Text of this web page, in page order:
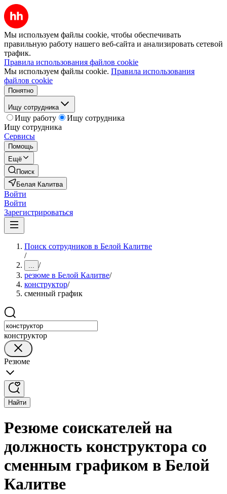
Мы используем файлы cookie, чтобы обеспечивать
правильную работу нашего веб-сайта и анализировать сетевой
трафик.
Правила использования файлов cookie
Мы используем файлы cookie. Правила использования
файлов cookie
Понятно
Ищу сотрудника
Ищу работу
Ищу сотрудника
Ищу сотрудника
Сервисы
Помощь
Ещё
Поиск
Белая Калитва
Войти
Войти
Зарегистрироваться
Поиск сотрудников в Белой Калитве
/
... /
резюме в Белой Калитве/
конструктор/
сменный график
конструктор
Резюме
Найти
Резюме соискателей на
должность конструктора со
сменным графиком в Белой
Калитве